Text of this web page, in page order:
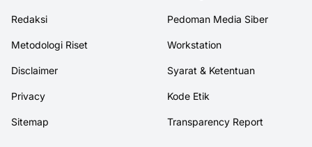
Redaksi Pedoman Media Siber
Metodologi Riset Workstation
Disclaimer Syarat & Ketentuan
Privacy Kode Etik
Sitemap Transparency Report